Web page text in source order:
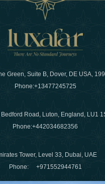
Green, Suite B, Dover, DE USA,
Phone:+13477245725
Road, Luton, England, LU1
Phone:+442034682356
Tower, Level 33, Dubai, UAE
Phone: +971552944761